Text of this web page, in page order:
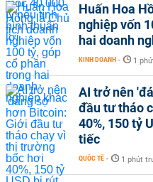
Huấn Hoa
nghiệp vốn
hai doanh
KINH DOANH - 1
AI trở nên
đầu tư tháo
40%, 150 tỷ
tiếc
QUỐC TẾ - 1 phút